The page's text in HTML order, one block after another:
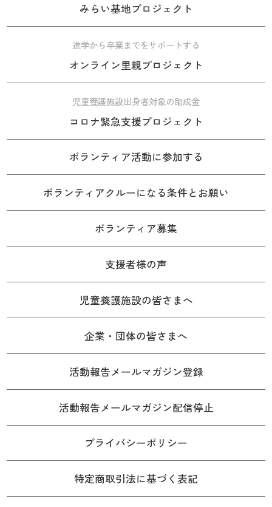
みらい基地プロジェクト
進学から卒業までをサポートする
オンライン里親プロジェクト
児童養護施設出身者対象の助成金
コロナ緊急支援プロジェクト
ボランティア活動に参加する
ボランティアクルーになる条件とお願い
ボランティア募集
支援者様の声
児童養護施設の皆さまへ
企業・団体の皆さまへ
活動報告メールマガジン登録
活動報告メールマガジン配信停止
プライバシーポリシー
特定商取引法に基づく表記